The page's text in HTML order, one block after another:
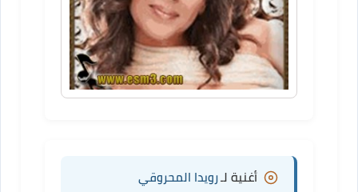
أغنية لـرويدا المحروقي